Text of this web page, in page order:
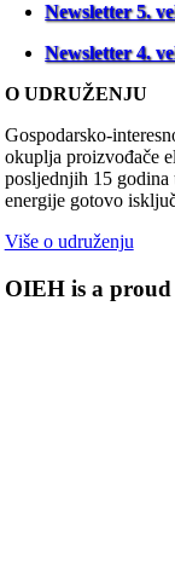
Newsletter 5.
Newsletter 4.
O UDRUŽENJU
Gospodarsko-
okuplja proizvođače
posljednjih 15
energije gotovo
Više o udruženju
OIEH is a proud